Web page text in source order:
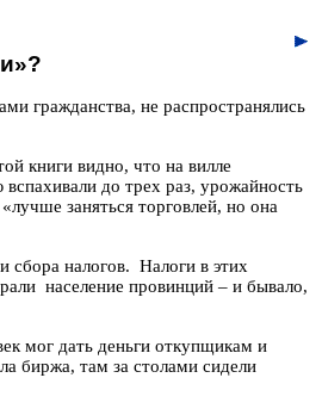
гражданства, не распространялись
книги видно, что на вилле
до трех раз, урожайность
заняться торговлей, но она
сбора налогов. Налоги в этих
население провинций – и бывало,
мог дать деньги откупщикам и
биржа, там за столами сидели